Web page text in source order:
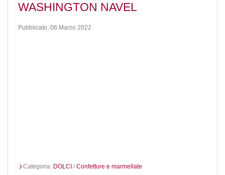
WASHINGTON NAVEL
Pubblicato: 06 Marzo 2022
Categoria: DOLCI /Confetture e marmellate